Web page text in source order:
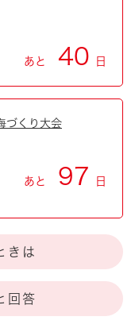
あと 40 日
づくり大会
あと 97 日
きは
回答